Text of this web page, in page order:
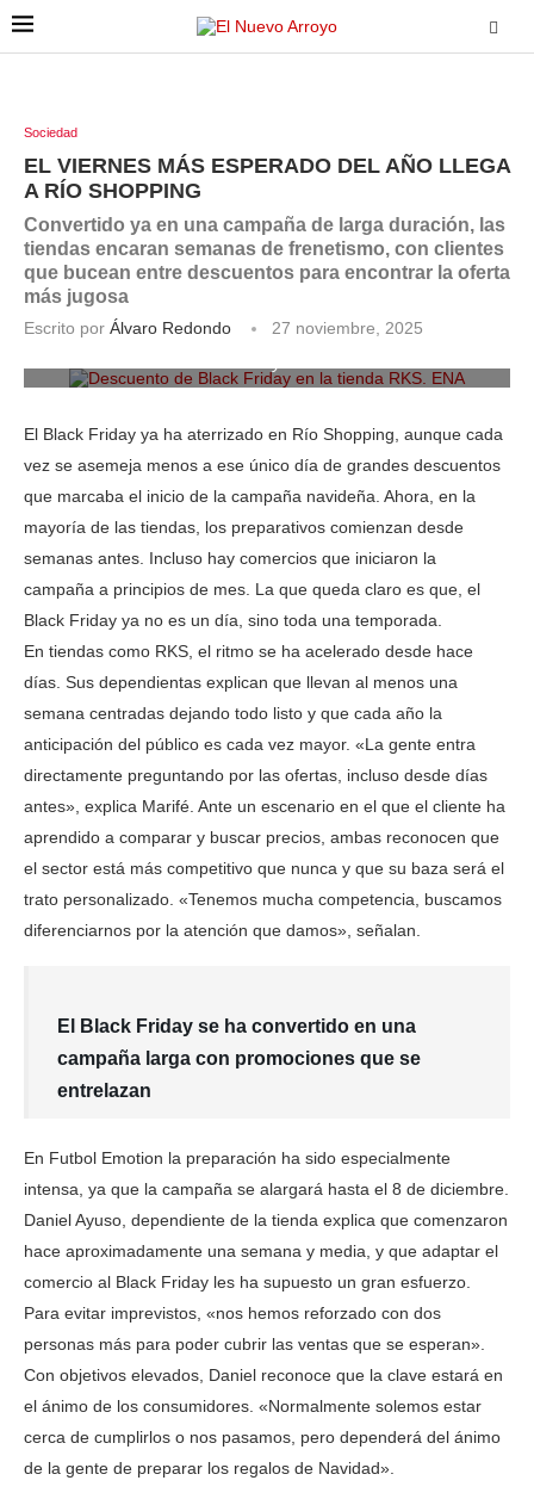
Sociedad
EL VIERNES MÁS ESPERADO DEL AÑO LLEGA
A RÍO SHOPPING
Convertido ya en una campaña de larga duración, las
tiendas encaran semanas de frenetismo, con clientes
que bucean entre descuentos para encontrar la oferta
más jugosa
Escrito por Álvaro Redondo
27 noviembre, 2025
El Black Friday ya ha aterrizado en Río Shopping, aunque cada
vez se asemeja menos a ese único día de grandes descuentos
que marcaba el inicio de la campaña navideña. Ahora, en la
mayoría de las tiendas, los preparativos comienzan desde
semanas antes. Incluso hay comercios que iniciaron la
campaña a principios de mes. La que queda claro es que, el
Black Friday ya no es un día, sino toda una temporada.
En tiendas como RKS, el ritmo se ha acelerado desde hace
días. Sus dependientas explican que llevan al menos una
semana centradas dejando todo listo y que cada año la
anticipación del público es cada vez mayor. «La gente entra
directamente preguntando por las ofertas, incluso desde días
antes», explica Marifé. Ante un escenario en el que el cliente ha
aprendido a comparar y buscar precios, ambas reconocen que
el sector está más competitivo que nunca y que su baza será el
trato personalizado. «Tenemos mucha competencia, buscamos
diferenciarnos por la atención que damos», señalan.
El Black Friday se ha convertido en una
campaña larga con promociones que se
entrelazan
En Futbol Emotion la preparación ha sido especialmente
intensa, ya que la campaña se alargará hasta el 8 de diciembre.
Daniel Ayuso, dependiente de la tienda explica que comenzaron
hace aproximadamente una semana y media, y que adaptar el
comercio al Black Friday les ha supuesto un gran esfuerzo.
Para evitar imprevistos, «nos hemos reforzado con dos
personas más para poder cubrir las ventas que se esperan».
Con objetivos elevados, Daniel reconoce que la clave estará en
el ánimo de los consumidores. «Normalmente solemos estar
cerca de cumplirlos o nos pasamos, pero dependerá del ánimo
de la gente de preparar los regalos de Navidad».